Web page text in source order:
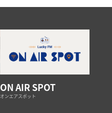
ON AIR SPOT
オンエアスポット